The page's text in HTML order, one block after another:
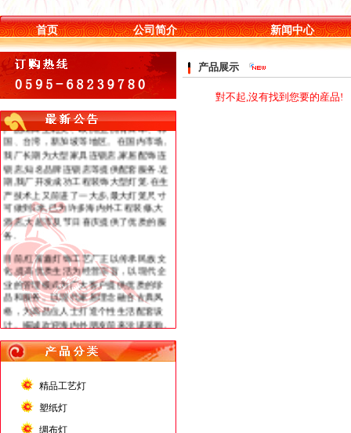
首页 公司简介 新闻中心
随着古典灯饰的国内外市场的迅猛发
展，红富鑫灯饰工艺厂也随之壮大，逐
步向规模化、产业化迈进，确立了以国
内市场为先导，以国际市场为主攻方向
的发展战略。每年我厂都参加香港亚洲
家居展及礼品展,获得许多长期海外定单,
产品出口至北美、欧洲;亚洲有日本、韩
国、台湾，新加坡等地区。在国内市场,
我厂长期为大型家具连锁店,家居配饰连
锁店,知名品牌连锁店等提供配套服务.近
期,我厂开发成功工程装饰大型灯笼.在生
产技术上又前进了一大步,最大灯笼尺寸
可做到5米,已为许多海内外工程装修,大
酒店,大超市及节日喜庆提供了优质的服
务.
目前,红富鑫灯饰工艺厂正以传承民族文
化,提高优质生活为经营宗旨，以现代企
业的管理模式为广大客户提供优质的珍
品和服务。以现代家居理念融合古典风
格，为高品位人士打造个性生活配套设
计。竭诚欢迎海内外朋友前来洽谈采购.
精品工艺灯
塑纸灯
绸布灯
产品展示
對不起,沒有找到您要的産品!